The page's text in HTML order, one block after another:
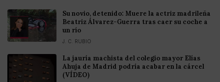
Su novio, detenido: Muere la actriz madrileña
Beatriz Álvarez-Guerra tras caer su coche a
un río
J. C. RUBIO
La jauría machista del colegio mayor Elías
Ahuja de Madrid podría acabar en la cárcel
(VÍDEO)